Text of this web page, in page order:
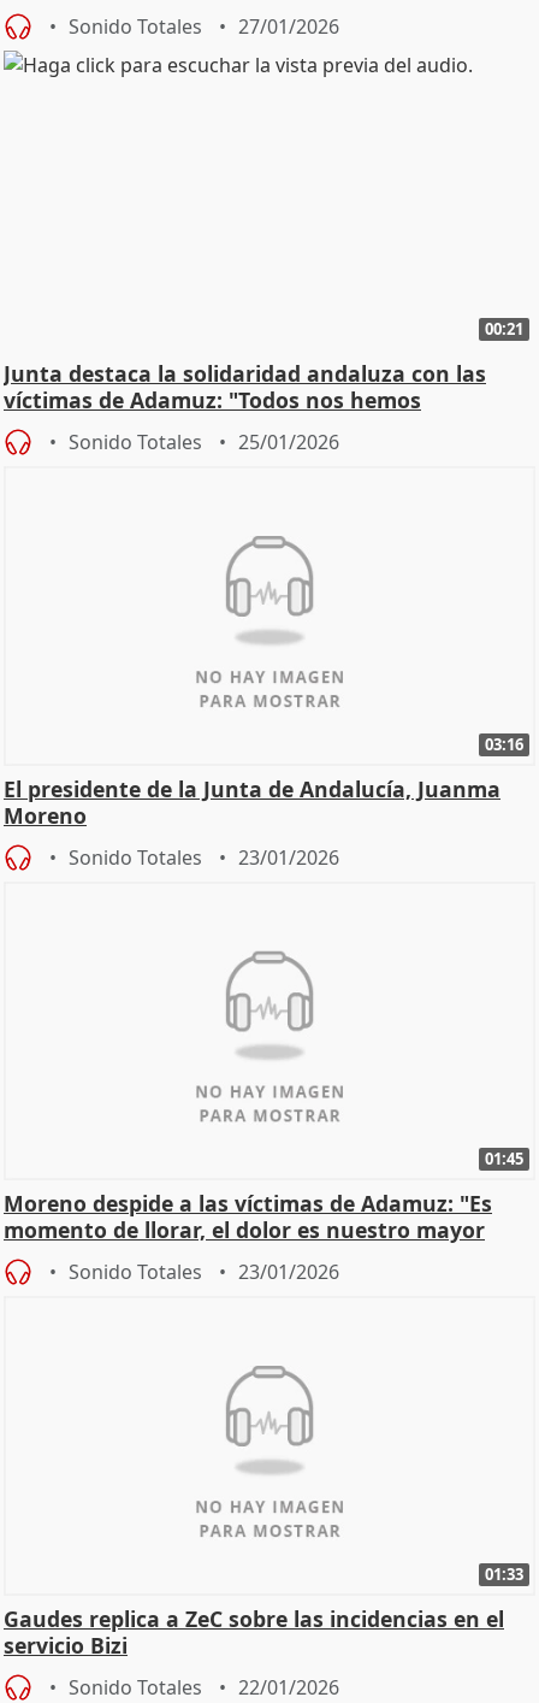
Sonido Totales 27/01/2026
00:21
Junta destaca la solidaridad andaluza con las
víctimas de Adamuz: "Todos nos hemos
implicado"
Sonido Totales 25/01/2026
03:16
El presidente de la Junta de Andalucía, Juanma
Moreno
Sonido Totales 23/01/2026
01:45
Moreno despide a las víctimas de Adamuz: "Es
momento de llorar, el dolor es nuestro mayor
homenaje"
Sonido Totales 23/01/2026
01:33
Gaudes replica a ZeC sobre las incidencias en el
servicio Bizi
Sonido Totales 22/01/2026